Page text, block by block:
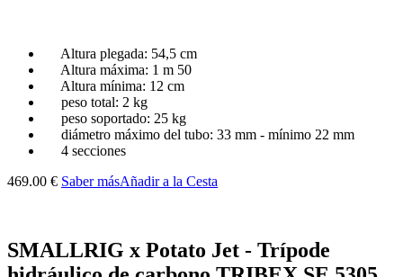
Altura plegada: 54,5 cm
Altura máxima: 1 m 50
Altura mínima: 12 cm
peso total: 2 kg
peso soportado: 25 kg
diámetro máximo del tubo: 33 mm - mínimo 22 mm
4 secciones
469.00 € Saber másAñadir a la Cesta
SMALLRIG x Potato Jet - Trípode